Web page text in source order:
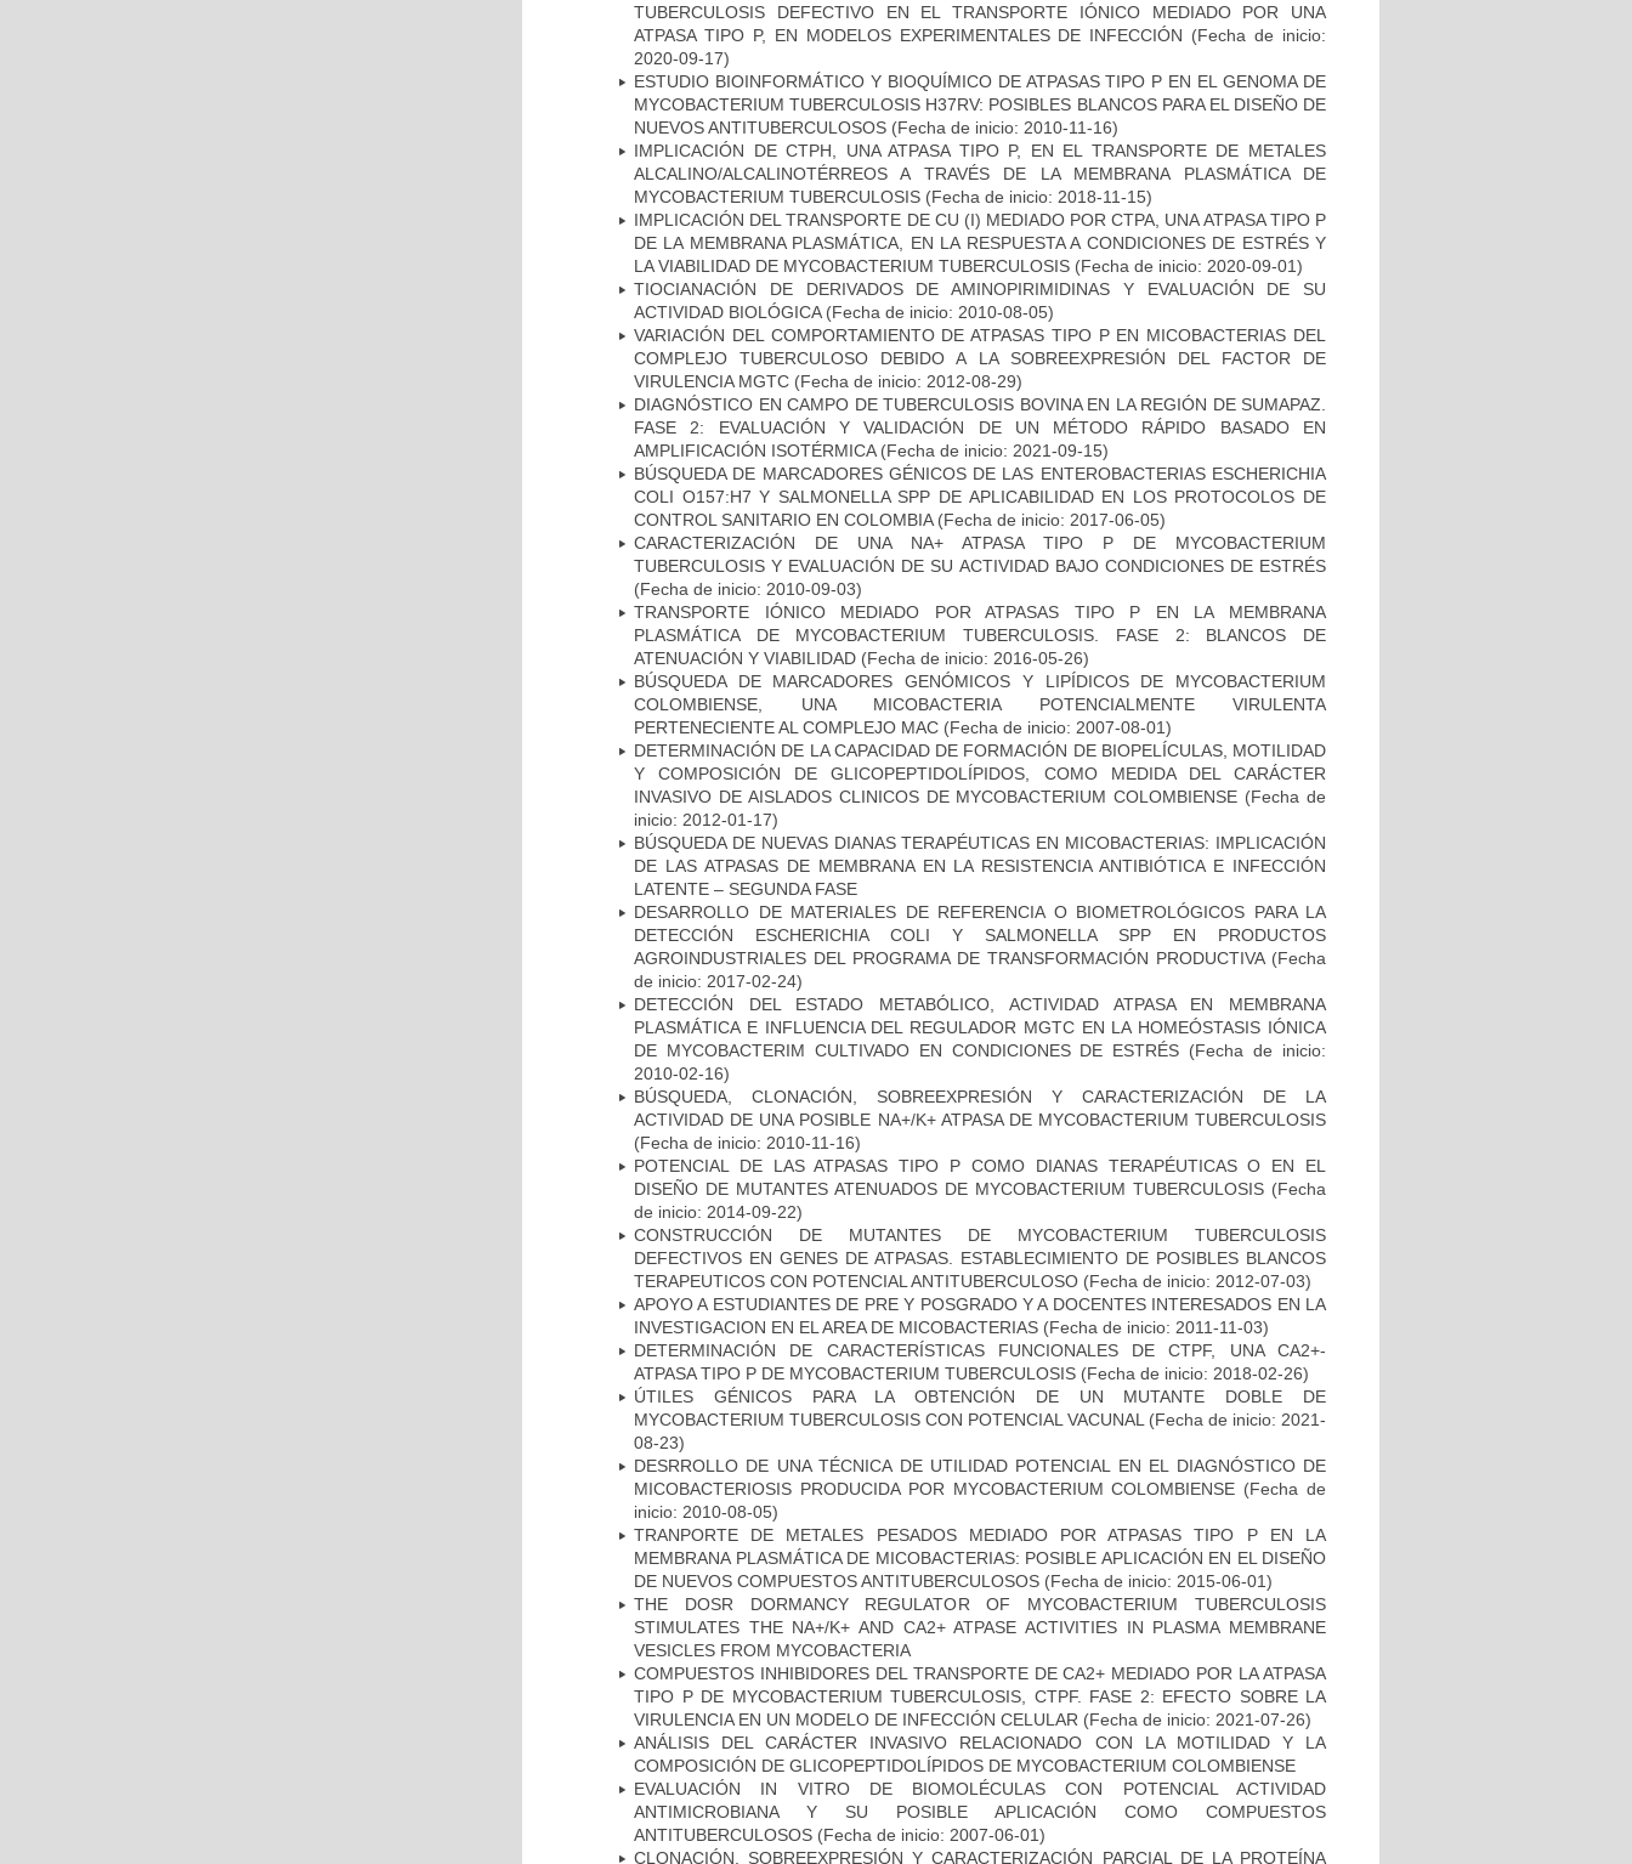
TUBERCULOSIS DEFECTIVO EN EL TRANSPORTE IÓNICO MEDIADO POR UNA
ATPASA TIPO P, EN MODELOS EXPERIMENTALES DE INFECCIÓN (Fecha de inicio:
2020-09-17)
ESTUDIO BIOINFORMÁTICO Y BIOQUÍMICO DE ATPASAS TIPO P EN EL GENOMA DE
MYCOBACTERIUM TUBERCULOSIS H37RV: POSIBLES BLANCOS PARA EL DISEÑO DE
NUEVOS ANTITUBERCULOSOS (Fecha de inicio: 2010-11-16)
IMPLICACIÓN DE CTPH, UNA ATPASA TIPO P, EN EL TRANSPORTE DE METALES
ALCALINO/ALCALINOTÉRREOS A TRAVÉS DE LA MEMBRANA PLASMÁTICA DE
MYCOBACTERIUM TUBERCULOSIS (Fecha de inicio: 2018-11-15)
IMPLICACIÓN DEL TRANSPORTE DE CU (I) MEDIADO POR CTPA, UNA ATPASA TIPO P
DE LA MEMBRANA PLASMÁTICA, EN LA RESPUESTA A CONDICIONES DE ESTRÉS Y
LA VIABILIDAD DE MYCOBACTERIUM TUBERCULOSIS (Fecha de inicio: 2020-09-01)
TIOCIANACIÓN DE DERIVADOS DE AMINOPIRIMIDINAS Y EVALUACIÓN DE SU
ACTIVIDAD BIOLÓGICA(Fecha de inicio: 2010-08-05)
VARIACIÓN DEL COMPORTAMIENTO DE ATPASAS TIPO P EN MICOBACTERIAS DEL
COMPLEJO TUBERCULOSO DEBIDO A LA SOBREEXPRESIÓN DEL FACTOR DE
VIRULENCIA MGTC (Fecha de inicio: 2012-08-29)
DIAGNÓSTICO EN CAMPO DE TUBERCULOSIS BOVINA EN LA REGIÓN DE SUMAPAZ.
FASE 2: EVALUACIÓN Y VALIDACIÓN DE UN MÉTODO RÁPIDO BASADO EN
AMPLIFICACIÓN ISOTÉRMICA(Fecha de inicio: 2021-09-15)
BÚSQUEDA DE MARCADORES GÉNICOS DE LAS ENTEROBACTERIAS ESCHERICHIA
COLI O157:H7 Y SALMONELLA SPP DE APLICABILIDAD EN LOS PROTOCOLOS DE
CONTROL SANITARIO EN COLOMBIA(Fecha de inicio: 2017-06-05)
CARACTERIZACIÓN DE UNA NA+ ATPASA TIPO P DE MYCOBACTERIUM
TUBERCULOSIS Y EVALUACIÓN DE SU ACTIVIDAD BAJO CONDICIONES DE ESTRÉS
(Fecha de inicio: 2010-09-03)
TRANSPORTE IÓNICO MEDIADO POR ATPASAS TIPO P EN LA MEMBRANA
PLASMÁTICA DE MYCOBACTERIUM TUBERCULOSIS. FASE 2: BLANCOS DE
ATENUACIÓN Y VIABILIDAD (Fecha de inicio: 2016-05-26)
BÚSQUEDA DE MARCADORES GENÓMICOS Y LIPÍDICOS DE MYCOBACTERIUM
COLOMBIENSE, UNA MICOBACTERIA POTENCIALMENTE VIRULENTA
PERTENECIENTE AL COMPLEJO MAC (Fecha de inicio: 2007-08-01)
DETERMINACIÓN DE LA CAPACIDAD DE FORMACIÓN DE BIOPELÍCULAS, MOTILIDAD
Y COMPOSICIÓN DE GLICOPEPTIDOLÍPIDOS, COMO MEDIDA DEL CARÁCTER
INVASIVO DE AISLADOS CLINICOS DE MYCOBACTERIUM COLOMBIENSE (Fecha de
inicio: 2012-01-17)
BÚSQUEDA DE NUEVAS DIANAS TERAPÉUTICAS EN MICOBACTERIAS: IMPLICACIÓN
DE LAS ATPASAS DE MEMBRANA EN LA RESISTENCIA ANTIBIÓTICA E INFECCIÓN
LATENTE – SEGUNDA FASE
DESARROLLO DE MATERIALES DE REFERENCIA O BIOMETROLÓGICOS PARA LA
DETECCIÓN ESCHERICHIA COLI Y SALMONELLA SPP EN PRODUCTOS
AGROINDUSTRIALES DEL PROGRAMA DE TRANSFORMACIÓN PRODUCTIVA(Fecha
de inicio: 2017-02-24)
DETECCIÓN DEL ESTADO METABÓLICO, ACTIVIDAD ATPASA EN MEMBRANA
PLASMÁTICA E INFLUENCIA DEL REGULADOR MGTC EN LA HOMEÓSTASIS IÓNICA
DE MYCOBACTERIM CULTIVADO EN CONDICIONES DE ESTRÉS (Fecha de inicio:
2010-02-16)
BÚSQUEDA, CLONACIÓN, SOBREEXPRESIÓN Y CARACTERIZACIÓN DE LA
ACTIVIDAD DE UNA POSIBLE NA+/K+ ATPASA DE MYCOBACTERIUM TUBERCULOSIS
(Fecha de inicio: 2010-11-16)
POTENCIAL DE LAS ATPASAS TIPO P COMO DIANAS TERAPÉUTICAS O EN EL
DISEÑO DE MUTANTES ATENUADOS DE MYCOBACTERIUM TUBERCULOSIS (Fecha
de inicio: 2014-09-22)
CONSTRUCCIÓN DE MUTANTES DE MYCOBACTERIUM TUBERCULOSIS
DEFECTIVOS EN GENES DE ATPASAS. ESTABLECIMIENTO DE POSIBLES BLANCOS
TERAPEUTICOS CON POTENCIAL ANTITUBERCULOSO (Fecha de inicio: 2012-07-03)
APOYO A ESTUDIANTES DE PRE Y POSGRADO Y A DOCENTES INTERESADOS EN LA
INVESTIGACION EN EL AREA DE MICOBACTERIAS (Fecha de inicio: 2011-11-03)
DETERMINACIÓN DE CARACTERÍSTICAS FUNCIONALES DE CTPF, UNA CA2+-
ATPASA TIPO P DE MYCOBACTERIUM TUBERCULOSIS (Fecha de inicio: 2018-02-26)
ÚTILES GÉNICOS PARA LA OBTENCIÓN DE UN MUTANTE DOBLE DE
MYCOBACTERIUM TUBERCULOSIS CON POTENCIAL VACUNAL (Fecha de inicio: 2021-
08-23)
DESRROLLO DE UNA TÉCNICA DE UTILIDAD POTENCIAL EN EL DIAGNÓSTICO DE
MICOBACTERIOSIS PRODUCIDA POR MYCOBACTERIUM COLOMBIENSE (Fecha de
inicio: 2010-08-05)
TRANPORTE DE METALES PESADOS MEDIADO POR ATPASAS TIPO P EN LA
MEMBRANA PLASMÁTICA DE MICOBACTERIAS: POSIBLE APLICACIÓN EN EL DISEÑO
DE NUEVOS COMPUESTOS ANTITUBERCULOSOS (Fecha de inicio: 2015-06-01)
THE DOSR DORMANCY REGULATOR OF MYCOBACTERIUM TUBERCULOSIS
STIMULATES THE NA+/K+ AND CA2+ ATPASE ACTIVITIES IN PLASMA MEMBRANE
VESICLES FROM MYCOBACTERIA
COMPUESTOS INHIBIDORES DEL TRANSPORTE DE CA2+ MEDIADO POR LA ATPASA
TIPO P DE MYCOBACTERIUM TUBERCULOSIS, CTPF. FASE 2: EFECTO SOBRE LA
VIRULENCIA EN UN MODELO DE INFECCIÓN CELULAR (Fecha de inicio: 2021-07-26)
ANÁLISIS DEL CARÁCTER INVASIVO RELACIONADO CON LA MOTILIDAD Y LA
COMPOSICIÓN DE GLICOPEPTIDOLÍPIDOS DE MYCOBACTERIUM COLOMBIENSE
EVALUACIÓN IN VITRO DE BIOMOLÉCULAS CON POTENCIAL ACTIVIDAD
ANTIMICROBIANA Y SU POSIBLE APLICACIÓN COMO COMPUESTOS
ANTITUBERCULOSOS (Fecha de inicio: 2007-06-01)
CLONACIÓN, SOBREEXPRESIÓN Y CARACTERIZACIÓN PARCIAL DE LA PROTEÍNA